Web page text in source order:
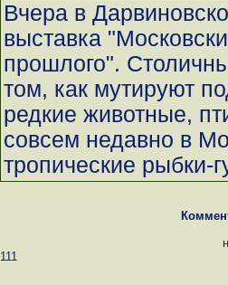
Вчера в
выставка
прошлого".
том, как мутируют
редкие животные,
совсем недавно в
тропические рыбки-
111